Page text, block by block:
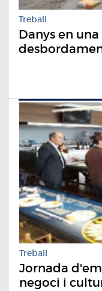
Treball
Danys en
Treball
Jornada
negoci i